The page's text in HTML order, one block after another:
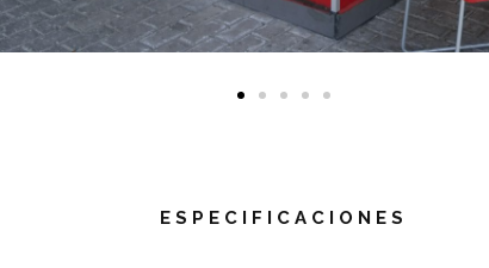
ESPECIFICACIONES